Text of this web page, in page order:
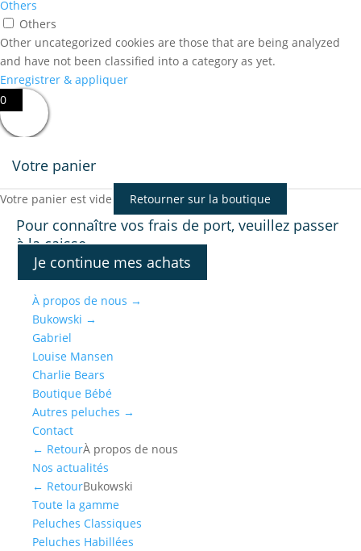
Others
Others
Other uncategorized cookies are those that are being analyzed
and have not been classified into a category as yet.
Enregistrer & appliquer
0
Votre panier
Votre panier est vide Retourner sur la boutique
Pour connaître vos frais de port, veuillez passer
à la caisse.
Je continue mes achats
À propos de nous →
Bukowski →
Gabriel
Louise Mansen
Charlie Bears
Boutique Bébé
Autres peluches →
Contact
← RetourÀ propos de nous
Nos actualités
← RetourBukowski
Toute la gamme
Peluches Classiques
Peluches Habillées